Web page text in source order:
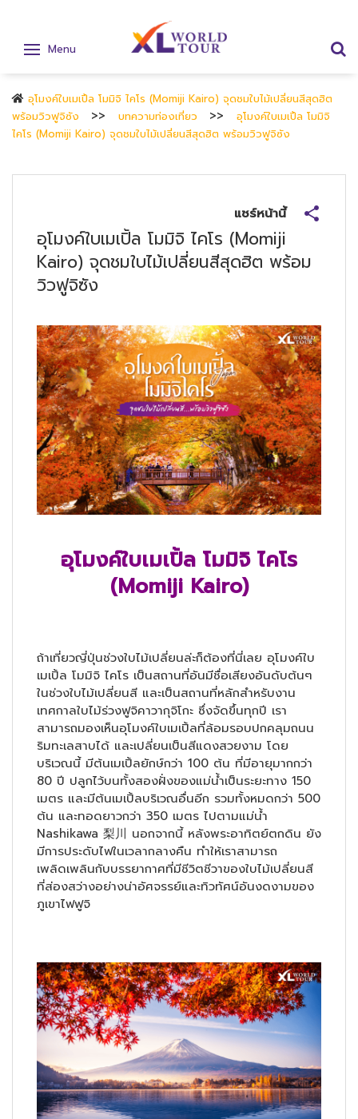
Menu
อุโมงค์ใบเมเปิ้ล โมมิจิ ไคโร (Momiji Kairo) จุดชมใบไม้เปลี่ยนสีสุดฮิต
พร้อมวิวฟูจิซัง
บทความท่องเที่ยว
อุโมงค์ใบเมเปิ้ล โมมิจิ
ไคโร (Momiji Kairo) จุดชมใบไม้เปลี่ยนสีสุดฮิต พร้อมวิวฟูจิซัง
แชร์หน้านี้
อุโมงค์ใบเมเปิ้ล โมมิจิ ไคโร (Momiji
Kairo) จุดชมใบไม้เปลี่ยนสีสุดฮิต พร้อม
วิวฟูจิซัง
อุโมงค์ใบเมเปิ้ล โมมิจิ ไคโร
(Momiji Kairo)
ถ้าเที่ยวญี่ปุ่นช่วงใบไม้เปลี่ยนล่ะก็ต้องที่นี่เลย อุโมงค์ใบ
เมเปิ้ล โมมิจิ ไคโร เป็นสถานที่อันมีชื่อเสียงอันดับต้นๆ
ในช่วงใบไม้เปลี่ยนสี และเป็นสถานที่หลักสำหรับงาน
เทศกาลใบไม้ร่วงฟูจิคาวากุจิโกะ ซึ่งจัดขึ้นทุกปี เรา
สามารถมองเห็นอุโมงค์ใบเมเปิ้ลที่ล้อมรอบปกคลุมถนน
ริมทะเลสาบได้ และเปลี่ยนเป็นสีแดงสวยงาม โดย
บริเวณนี้ มีต้นเมเปิ้ลยักษ์กว่า 100 ต้น ที่มีอายุมากกว่า
80 ปี ปลูกไว้บนทั้งสองฝั่งของแม่น้ำเป็นระยะทาง 150
เมตร และมีต้นเมเปิ้ลบริเวณอื่นอีก รวมทั้งหมดกว่า 500
ต้น และทอดยาวกว่า 350 เมตร ไปตามแม่น้ำ
Nashikawa 梨川 นอกจากนี้ หลังพระอาทิตย์ตกดิน ยัง
มีการประดับไฟในเวลากลางคืน ทำให้เราสามารถ
เพลิดเพลินกับบรรยากาศที่มีชีวิตชีวาของใบไม้เปลี่ยนสี
ที่ส่องสว่างอย่างน่าอัศจรรย์และทิวทัศน์อันงดงามของ
ภูเขาไฟฟูจิ